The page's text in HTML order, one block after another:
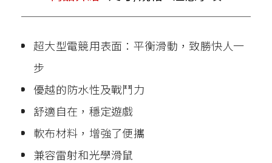
超大型電競用表面：平衡滑動，致勝快人一
步
優越的防水性及戰鬥力
舒適自在，穩定遊戲
軟布材料，增強了便攜
兼容雷射和光學滑鼠